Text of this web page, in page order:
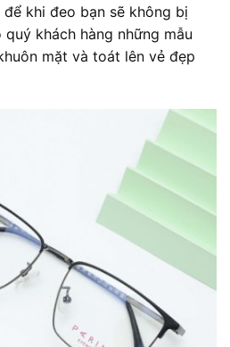
khi đeo bạn sẽ không bị
khách hàng những mẫu
mặt và toát lên vẻ đẹp